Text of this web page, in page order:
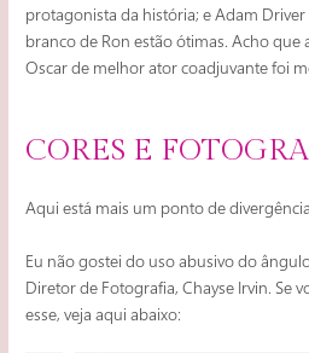
protagonista da história; e Adam
branco de Ron estão ótimas. Acho que
Oscar de melhor ator coadjuvante foi
CORES E
Aqui está mais um ponto de
Eu não gostei do uso abusivo do
Diretor de Fotografia, Chayse Irvin. Se
esse, veja aqui abaixo: